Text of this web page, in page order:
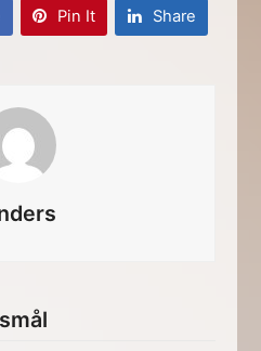
Pin It Share